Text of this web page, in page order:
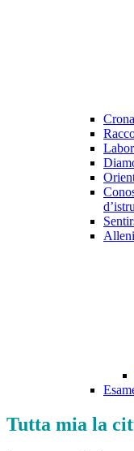
Tutta mia la